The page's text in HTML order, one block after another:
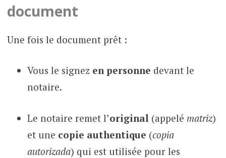
document
Une fois le document prêt :
Vous le signez en personne devant le
notaire.
Le notaire remet l’original (appelé matriz)
et une copie authentique (copia
autorizada) qui est utilisée pour les